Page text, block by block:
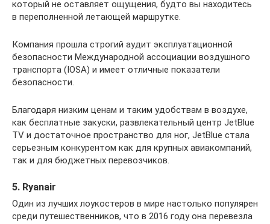
который не оставляет ощущения, будто вы находитесь
в переполненной летающей маршрутке.
Компания прошла строгий аудит эксплуатационной
безопасности Международной ассоциации воздушного
транспорта (IOSA) и имеет отличные показатели
безопасности.
Благодаря низким ценам и таким удобствам в воздухе,
как бесплатные закуски, развлекательный центр JetBlue
TV и достаточное пространство для ног, JetBlue стала
серьезным конкурентом как для крупных авиакомпаний,
так и для бюджетных перевозчиков.
5. Ryanair
Один из лучших лоукостеров в мире настолько популярен
среди путешественников, что в 2016 году она перевезла